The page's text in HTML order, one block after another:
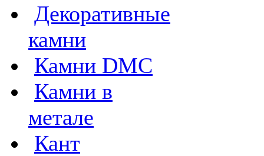
Декоративные
камни
Камни DMC
Камни в
метале
Кант